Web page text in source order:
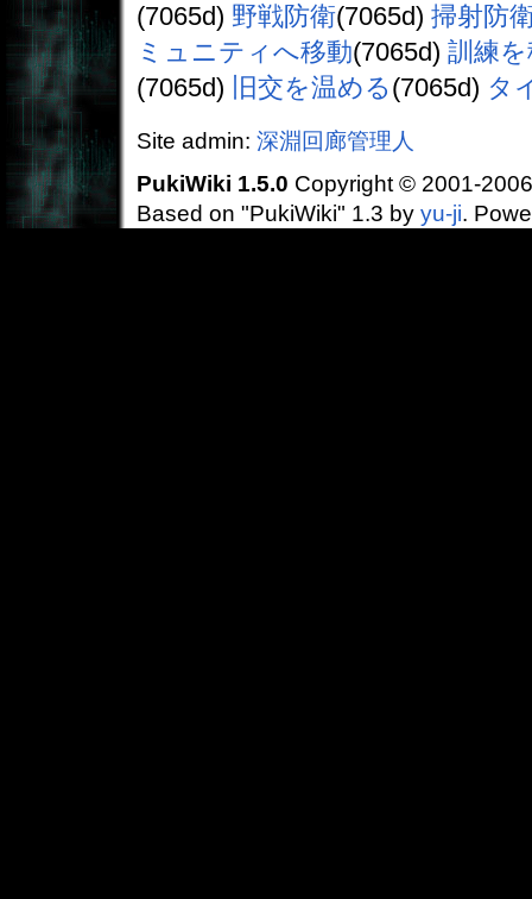
(7065d) 野戦防衛(7065d) 掃射防
ミュニティへ移動(7065d) 訓練
(7065d) 旧交を温める (7065d) タ
Site admin: 深淵回廊管理人
PukiWiki 1.5.0 Copyright © 2001-
Based on "PukiWiki" 1.3 by yu-ji.